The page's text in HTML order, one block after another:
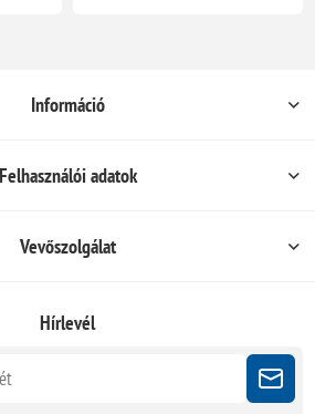
Információ
Felhasználói adatok
Vevőszolgálat
Hírlevél